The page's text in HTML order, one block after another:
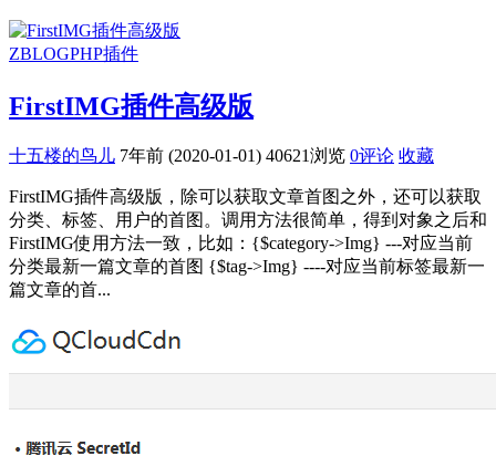
ZBLOGPHP插件
FirstIMG插件高级版
十五楼的鸟儿 7年前 (2020-01-01) 40621浏览 0评论 收藏
FirstIMG插件高级版，除可以获取文章首图之外，还可以获取
分类、标签、用户的首图。调用方法很简单，得到对象之后和
FirstIMG使用方法一致，比如：{$category->Img} ---对应当前
分类最新一篇文章的首图 {$tag->Img} ----对应当前标签最新一
篇文章的首...